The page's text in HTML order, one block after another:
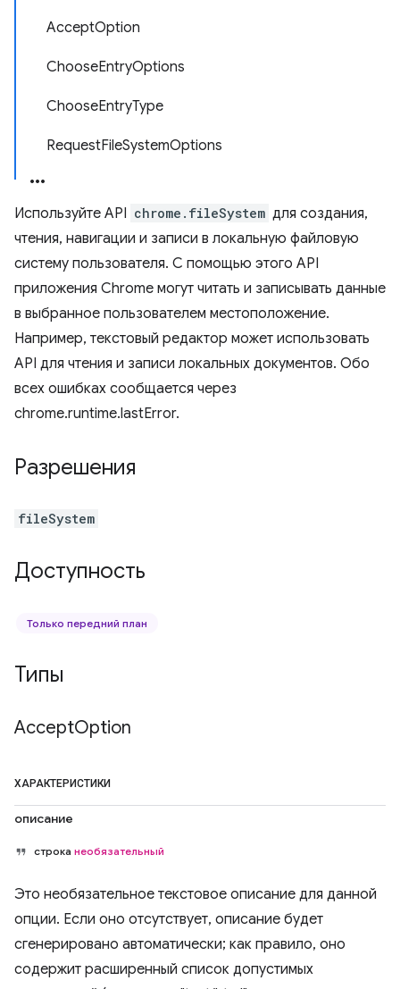
AcceptOption
ChooseEntryOptions
ChooseEntryType
RequestFileSystemOptions
Используйте API chrome.fileSystem для создания,
чтения, навигации и записи в локальную файловую
систему пользователя. С помощью этого API
приложения Chrome могут читать и записывать данные
в выбранное пользователем местоположение.
Например, текстовый редактор может использовать
API для чтения и записи локальных документов. Обо
всех ошибках сообщается через
chrome.runtime.lastError.
Разрешения
fileSystem
Доступность
Только передний план
Типы
AcceptOption
ХАРАКТЕРИСТИКИ
описание
строка необязательный
Это необязательное текстовое описание для данной
опции. Если оно отсутствует, описание будет
сгенерировано автоматически; как правило, оно
содержит расширенный список допустимых